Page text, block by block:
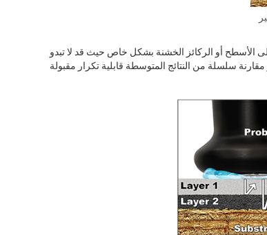
الأسطح أو الركائز الخشنة بشكل خاص حيث قد لا تبدو